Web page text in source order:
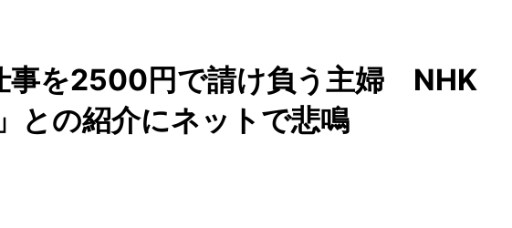
事を2500円で請け負う主婦 NHK
との紹介にネットで悲鳴